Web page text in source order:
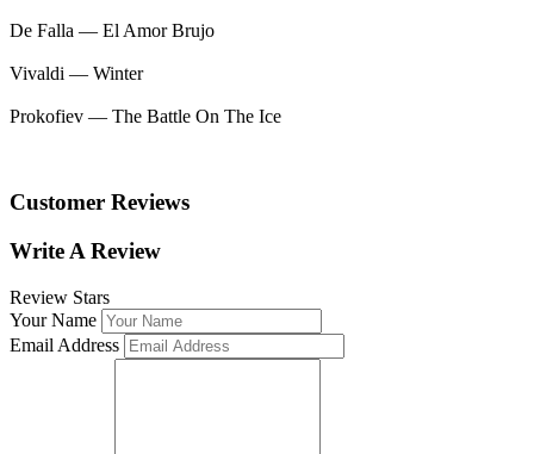
De Falla — El Amor Brujo
Vivaldi — Winter
Prokofiev — The Battle On The Ice
Customer Reviews
Write A Review
Review Stars
Your Name
Email Address